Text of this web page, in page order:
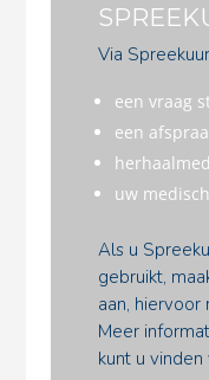
Via
een vraag
een
uw
Als u
gebruikt,
aan,
Meer
kunt u